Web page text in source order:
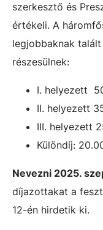
szerkesztő és
értékeli. A
legjobbaknak
részesülnek:
I. helyezett
II. helyezett
III. helyezett
Különdíj:
Nevezni 2025.
díjazottakat a
12-én hirdetik ki.